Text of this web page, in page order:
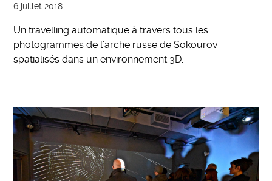
6 juillet 2018
Un travelling automatique à travers tous les
photogrammes de l’arche russe de Sokourov
spatialisés dans un environnement 3D.